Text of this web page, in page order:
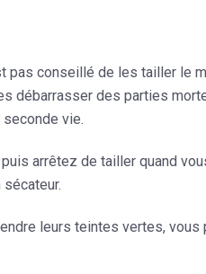
pas conseillé de les tailler le
débarrasser des parties
seconde vie.
arrêtez de tailler quand
leurs teintes vertes,